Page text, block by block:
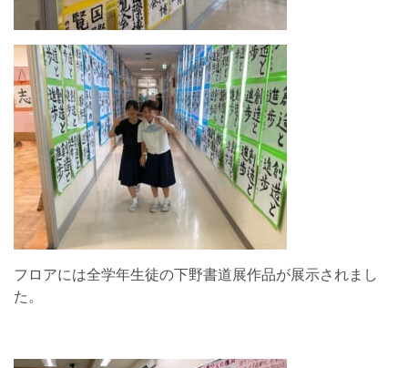
フロアには全学年生徒の下野書道展作品が展示されまし
た。